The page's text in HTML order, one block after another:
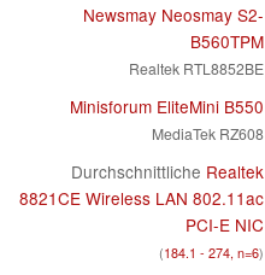
Newsmay Neosmay S2-
B560TPM
Realtek RTL8852BE
Minisforum EliteMini B550
MediaTek RZ608
Durchschnittliche Realtek
8821CE Wireless LAN 802.11ac
PCI-E NIC
(184.1 - 274, n=6)